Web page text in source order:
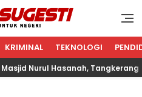
√ EDUKASI
Negeri
KRIMINAL TEKNOLOGI
Nurul Hasanah, Tangkerang